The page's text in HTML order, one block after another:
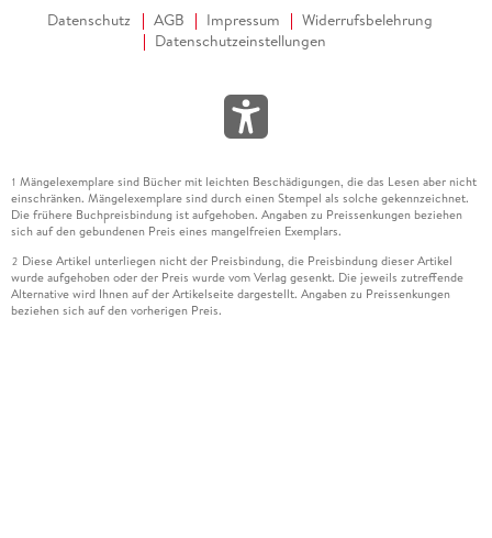
Datenschutz AGB Impressum
Widerrufsbelehrung
Datenschutzeinstellungen
1 Mängelexemplare sind Bücher mit leichten Beschädigungen, die das Lesen aber nicht
einschränken. Mängelexemplare sind durch einen Stempel als solche gekennzeichnet.
Die frühere Buchpreisbindung ist aufgehoben. Angaben zu Preissenkungen beziehen
sich auf den gebundenen Preis eines mangelfreien Exemplars.
2 Diese Artikel unterliegen nicht der Preisbindung, die Preisbindung dieser Artikel
wurde aufgehoben oder der Preis wurde vom Verlag gesenkt. Die jeweils zutreffende
Alternative wird Ihnen auf der Artikelseite dargestellt. Angaben zu Preissenkungen
beziehen sich auf den vorherigen Preis.